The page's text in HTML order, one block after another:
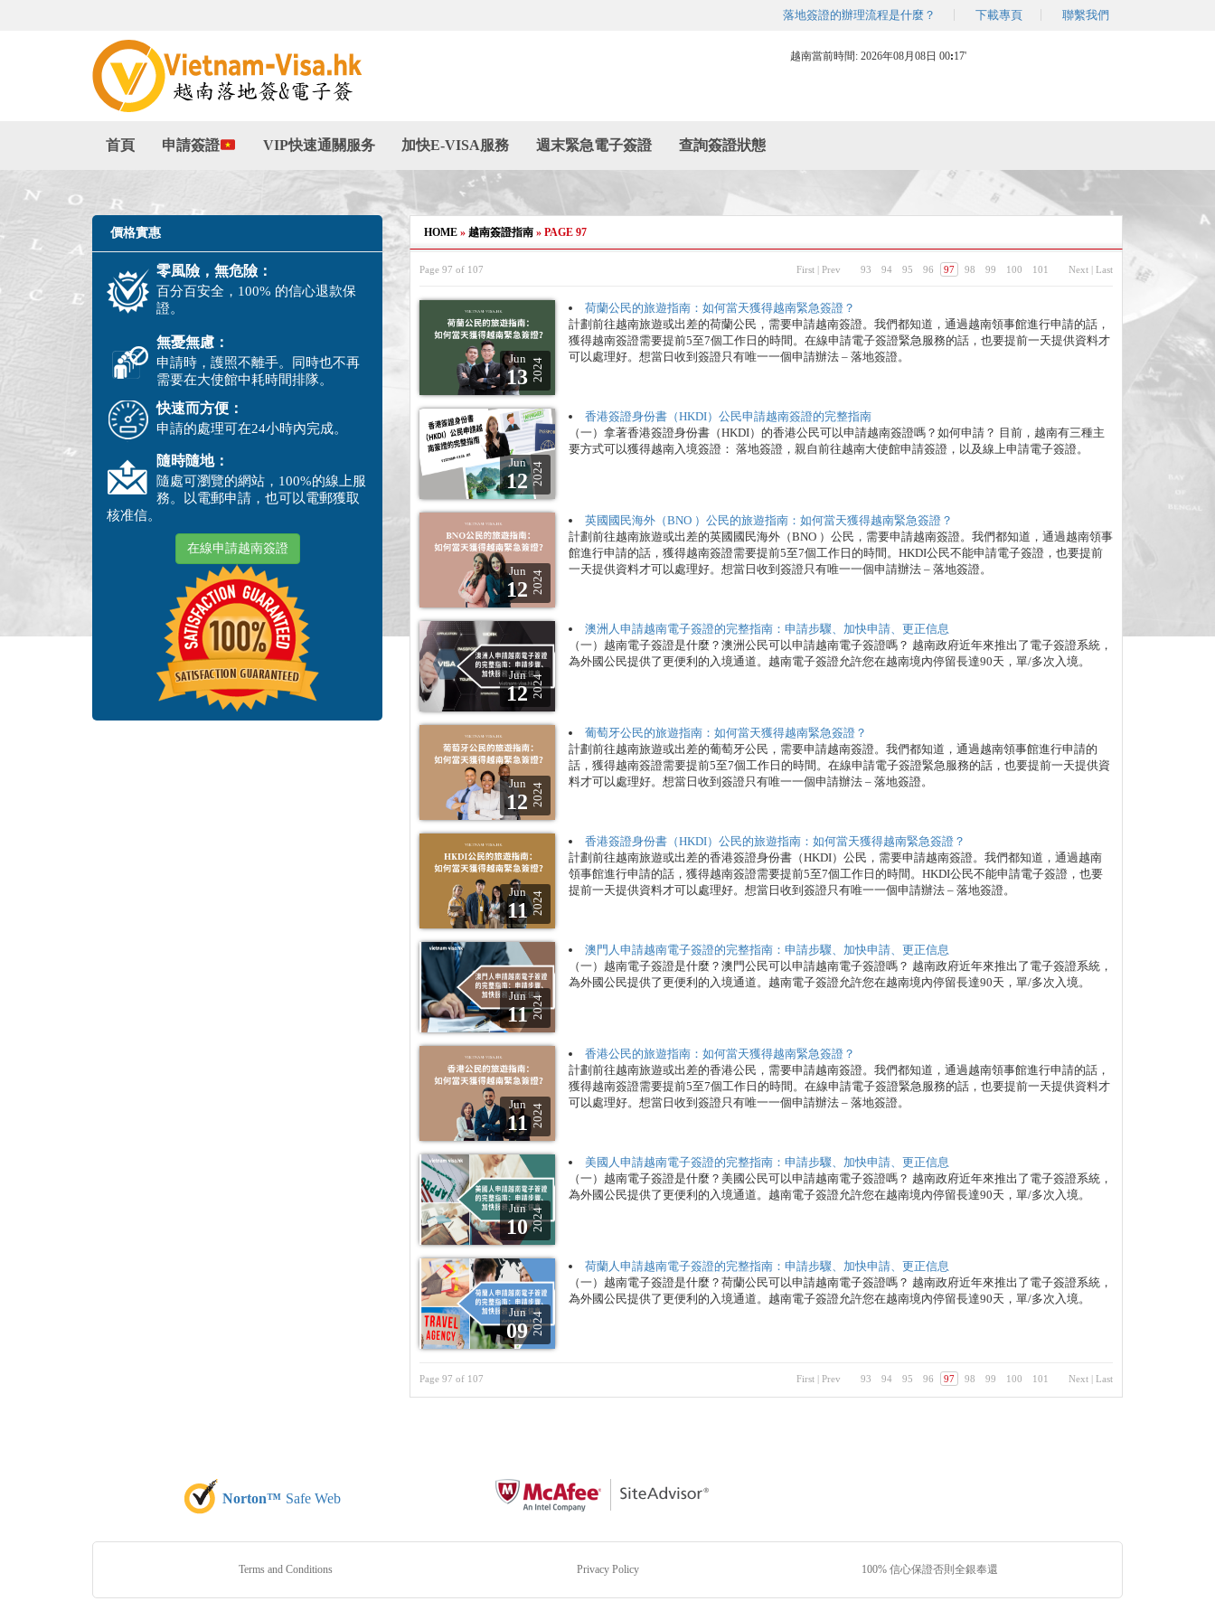
落地簽證的辦理流程是什麼？ 下載專頁 聯繫我們
越南當前時間:2026年08月08日 00 17'
首頁 申請簽證 VIP快速通關服务 加快E-VISA服務 週末緊急電子簽證 查詢簽證狀態
價格實惠
零風險，無危險：
百分百安全，100% 的信心退款保
證。
無憂無慮：
申請時，護照不離手。同時也不再
需要在大使館中耗時間排隊。
快速而方便：
申請的處理可在24小時內完成。
隨時隨地：
隨處可瀏覽的網站，100%的線上服
務。以電郵申請，也可以電郵獲取
核准信。
在線申請越南簽證
HOME » 越南簽證指南 » PAGE 97
Page 97 of 107 First | Prev 93 94 95 96 97 98 99 100 101 Next | Last
Jun
13 2024
荷蘭公民的旅遊指南：如何當天獲得越南緊急簽證？
計劃前往越南旅遊或出差的荷蘭公民，需要申請越南簽證。我們都知道，通過越南領事館進行申請的話，
獲得越南簽證需要提前5至7個工作日的時間。在線申請電子簽證緊急服務的話，也要提前一天提供資料才
可以處理好。想當日收到簽證只有唯一一個申請辦法 – 落地簽證。
Jun
122024
香港簽證身份書（HKDI）公民申請越南簽證的完整指南
（一）拿著香港簽證身份書（HKDI）的香港公民可以申請越南簽證嗎？如何申請？ 目前，越南有三種主
要方式可以獲得越南入境簽證： 落地簽證，親自前往越南大使館申請簽證，以及線上申請電子簽證。
Jun
12 2024
英國國民海外（BNO ）公民的旅遊指南：如何當天獲得越南緊急簽證？
計劃前往越南旅遊或出差的英國國民海外（BNO ）公民，需要申請越南簽證。我們都知道，通過越南領事
館進行申請的話，獲得越南簽證需要提前5至7個工作日的時間。HKDI公民不能申請電子簽證，也要提前
一天提供資料才可以處理好。想當日收到簽證只有唯一一個申請辦法 – 落地簽證。
Jun
122024
澳洲人申請越南電子簽證的完整指南：申請步驟、加快申請、更正信息
（一）越南電子簽證是什麼？澳洲公民可以申請越南電子簽證嗎？ 越南政府近年來推出了電子簽證系統，
為外國公民提供了更便利的入境通道。越南電子簽證允許您在越南境內停留長達90天，單/多次入境。
Jun
12 2024
葡萄牙公民的旅遊指南：如何當天獲得越南緊急簽證？
計劃前往越南旅遊或出差的葡萄牙公民，需要申請越南簽證。我們都知道，通過越南領事館進行申請的
話，獲得越南簽證需要提前5至7個工作日的時間。在線申請電子簽證緊急服務的話，也要提前一天提供資
料才可以處理好。想當日收到簽證只有唯一一個申請辦法 – 落地簽證。
Jun
112024
香港簽證身份書（HKDI）公民的旅遊指南：如何當天獲得越南緊急簽證？
計劃前往越南旅遊或出差的香港簽證身份書（HKDI）公民，需要申請越南簽證。我們都知道，通過越南
領事館進行申請的話，獲得越南簽證需要提前5至7個工作日的時間。HKDI公民不能申請電子簽證，也要
提前一天提供資料才可以處理好。想當日收到簽證只有唯一一個申請辦法 – 落地簽證。
Jun
112024
澳門人申請越南電子簽證的完整指南：申請步驟、加快申請、更正信息
（一）越南電子簽證是什麼？澳門公民可以申請越南電子簽證嗎？ 越南政府近年來推出了電子簽證系統，
為外國公民提供了更便利的入境通道。越南電子簽證允許您在越南境內停留長達90天，單/多次入境。
Jun
112024
香港公民的旅遊指南：如何當天獲得越南緊急簽證？
計劃前往越南旅遊或出差的香港公民，需要申請越南簽證。我們都知道，通過越南領事館進行申請的話，
獲得越南簽證需要提前5至7個工作日的時間。在線申請電子簽證緊急服務的話，也要提前一天提供資料才
可以處理好。想當日收到簽證只有唯一一個申請辦法 – 落地簽證。
Jun
102024
美國人申請越南電子簽證的完整指南：申請步驟、加快申請、更正信息
（一）越南電子簽證是什麼？美國公民可以申請越南電子簽證嗎？ 越南政府近年來推出了電子簽證系統，
為外國公民提供了更便利的入境通道。越南電子簽證允許您在越南境內停留長達90天，單/多次入境。
Jun
092024
荷蘭人申請越南電子簽證的完整指南：申請步驟、加快申請、更正信息
（一）越南電子簽證是什麼？荷蘭公民可以申請越南電子簽證嗎？ 越南政府近年來推出了電子簽證系統，
為外國公民提供了更便利的入境通道。越南電子簽證允許您在越南境內停留長達90天，單/多次入境。
Page 97 of 107 First | Prev 93 94 95 96 97 98 99 100 101 Next | Last
Norton™ Safe Web
Terms and Conditions Privacy Policy 100% 信心保證否則全銀奉還